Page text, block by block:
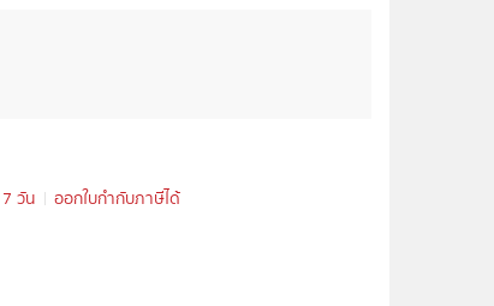
วัน
ออกใบกำกับภาษีได้